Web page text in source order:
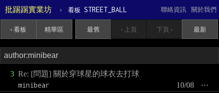
批踢踢實業坊 › 看板 STREET_BALL 關於我們
聯絡資訊
‹ 看板 精華區 最舊 ‹ 上頁 下頁 › 最新
3 Re: [問題] 關於穿球星的球衣去打球
minibear
⋯
10/08